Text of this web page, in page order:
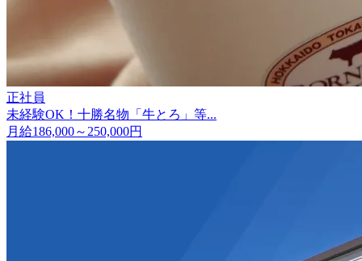
正社員
未経験OK！十勝名物「牛とろ」等...
月給186,000～250,000円